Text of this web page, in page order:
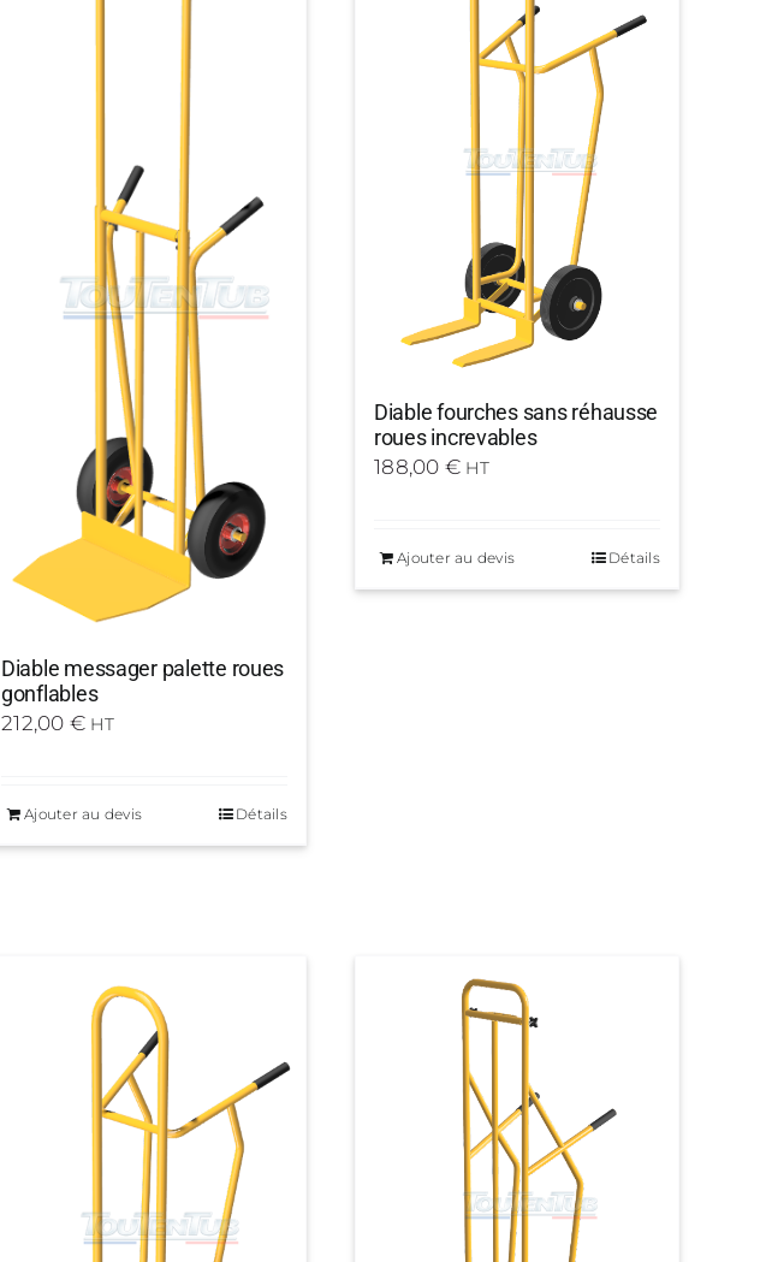
Diable messager palette roues
gonflables
212,00 € HT
Ajouter au devis Détails
Diable fourches sans réhausse
roues increvables
188,00 € HT
Ajouter au devis Détails